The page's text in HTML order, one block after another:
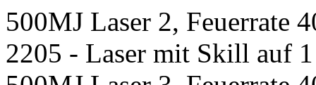
500MJ Laser 2, Feuerrate
2205 - Laser mit Skill auf 1